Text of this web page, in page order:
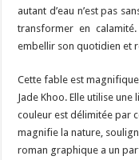
autant d’eau n’est pas
transformer en
embellir son quotidien et
Cette fable est
Jade Khoo. Elle utilise
couleur est délimitée par
magnifie la nature,
roman graphique a un